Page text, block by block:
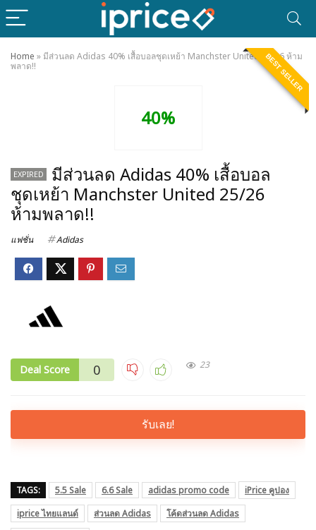
Home » มีส่วนลด Adidas 40% เสื้อบอลชุดเหย้า Manchster United 25/26 ห้าม
พลาด!!
BEST SELLER
40%
EXPIRED
มีส่วนลด Adidas 40% เสื้อบอล
ชุดเหย้า Manchster United 25/26
ห้ามพลาด!!
แฟชั่น Adidas
Deal Score 0 23
รับเลย!
TAGS: 5.5 Sale 6.6 Sale adidas promo code
iPrice คูปอง
iprice ไทยแลนด์
ส่วนลด Adidas
โค้ดส่วนลด Adidas